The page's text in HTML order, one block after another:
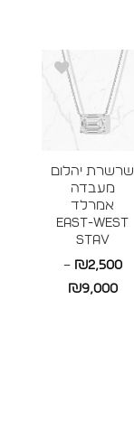
שרשרת יהלום
מעבדה
אמרלד
East-West
STAV
₪2,500
–
₪9,000